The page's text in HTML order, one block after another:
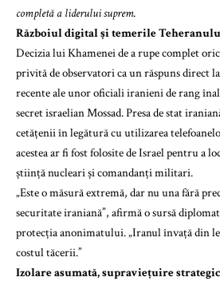
completă a liderului suprem.
Războiul digital și temerile
Decizia lui Khamenei de a rupe complet
privită de observatori ca un răspuns direct
recente ale unor oficiali iranieni de rang
secret israelian Mossad. Presa de stat
cetățenii în legătură cu utilizarea
acestea ar fi fost folosite de Israel pentru a
știință nucleari și comandanți militari.
„Este o măsură extremă, dar nu una fără
securitate iraniană”, afirmă o sursă
protecția anonimatului. „Iranul învață din
costul tăcerii.”
Izolare asumată, supraviețuire